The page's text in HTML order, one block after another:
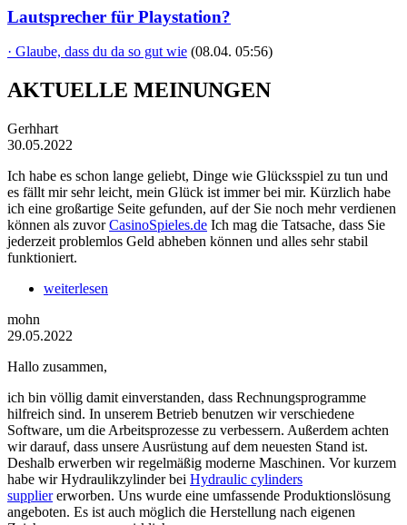
Lautsprecher für Playstation?
· Glaube, dass du da so gut wie (08.04. 05:56)
AKTUELLE MEINUNGEN
Gerhhart
30.05.2022
Ich habe es schon lange geliebt, Dinge wie Glücksspiel zu tun und
es fällt mir sehr leicht, mein Glück ist immer bei mir. Kürzlich habe
ich eine großartige Seite gefunden, auf der Sie noch mehr verdienen
können als zuvorCasinoSpieles.de Ich mag die Tatsache, dass Sie
jederzeit problemlos Geld abheben können und alles sehr stabil
funktioniert.
weiterlesen
mohn
29.05.2022
Hallo zusammen,
ich bin völlig damit einverstanden, dass Rechnungsprogramme
hilfreich sind. In unserem Betrieb benutzen wir verschiedene
Software, um die Arbeitsprozesse zu verbessern. Außerdem achten
wir darauf, dass unsere Ausrüstung auf dem neuesten Stand ist.
Deshalb erwerben wir regelmäßig moderne Maschinen. Vor kurzem
habe wir Hydraulikzylinder bei Hydraulic cylinders
suppliererworben. Uns wurde eine umfassende Produktionslösung
angeboten. Es ist auch möglich die Herstellung nach eigenen